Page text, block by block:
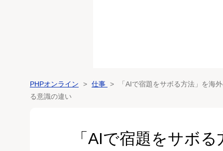
PHPオンライン 仕事
「AIで宿題をサボる方法」を海
る意識の違い
「AIで宿題をサボ